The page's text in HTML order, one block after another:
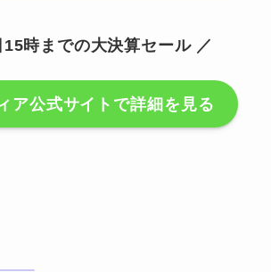
時までの大決算セール ／
ア公式サイトで詳細を見る